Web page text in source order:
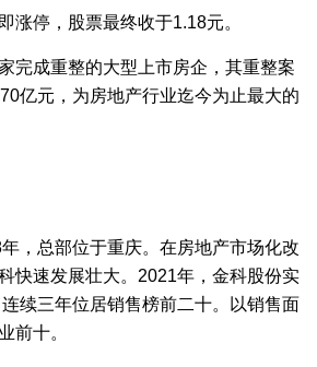
涨停，股票最终收于1.18元。
完成重整的大型上市房企，其重整案
亿元，为房地产行业迄今为止最大的
，总部位于重庆。在房地产市场化改
快速发展壮大。2021年，金科股份实
续三年位居销售榜前二十。以销售面
前十。